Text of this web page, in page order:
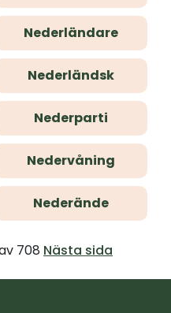
Nederländare
Nederländsk
Nederparti
Nedervåning
Nederände
708 Nästa sida